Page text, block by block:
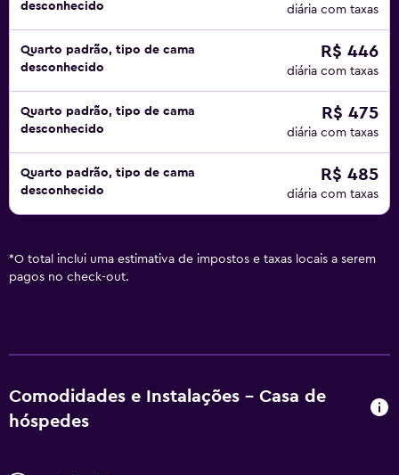
desconhecido diária com taxas
Quarto padrão, tipo de cama
desconhecido
R$ 446
diária com taxas
Quarto padrão, tipo de cama
desconhecido
R$ 475
diária com taxas
Quarto padrão, tipo de cama
desconhecido
R$ 485
diária com taxas
*O total inclui uma estimativa de impostos e taxas locais a serem
pagos no check-out.
Comodidades e Instalações - Casa de
hóspedes